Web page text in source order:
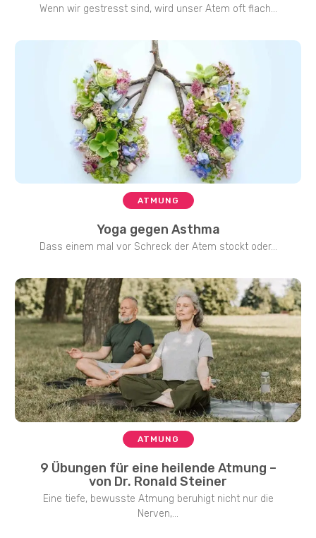
Wenn wir gestresst sind, wird unser Atem oft flach...
ATMUNG
Yoga gegen Asthma
Dass einem mal vor Schreck der Atem stockt oder...
ATMUNG
9 Übungen für eine heilende Atmung –
von Dr. Ronald Steiner
Eine tiefe, bewusste Atmung beruhigt nicht nur die
Nerven,...